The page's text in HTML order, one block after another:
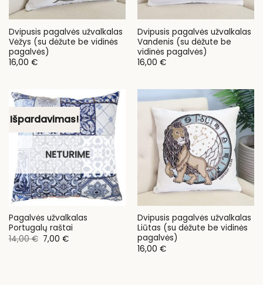
Dvipusis pagalvės užvalkalas
Vėžys (su dėžute be vidinės
pagalvės)
16,00 €
Dvipusis pagalvės užvalkalas
Vandenis (su dėžute be
vidinės pagalvės)
16,00 €
Išpardavimas!
NETURIME
Pagalvės užvalkalas
Portugalų raštai
14,00€ Original
price
7,00 €Current
Dvipusis pagalvės užvalkalas
Liūtas (su dėžute be vidinės
pagalvės)
16,00 €